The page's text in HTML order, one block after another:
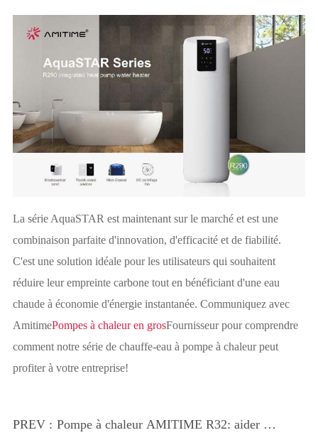
La série AquaSTAR est maintenant sur le marché et est une
combinaison parfaite d'innovation, d'efficacité et de fiabilité.
C'est une solution idéale pour les utilisateurs qui souhaitent
réduire leur empreinte carbone tout en bénéficiant d'une eau
chaude à économie d'énergie instantanée. Communiquez avec
AmitimePompes à chaleur en grosFournisseur pour comprendre
comment notre série de chauffe-eau à pompe à chaleur peut
profiter à votre entreprise!
PREV : Pompe à chaleur AMITIME R32: aider à